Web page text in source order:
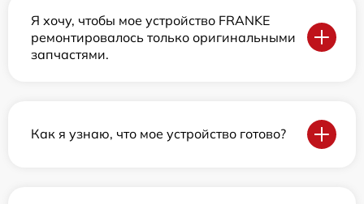
Я хочу, чтобы мое устройство FRANKE
ремонтировалось только оригинальными
запчастями.
Как я узнаю, что мое устройство готово?